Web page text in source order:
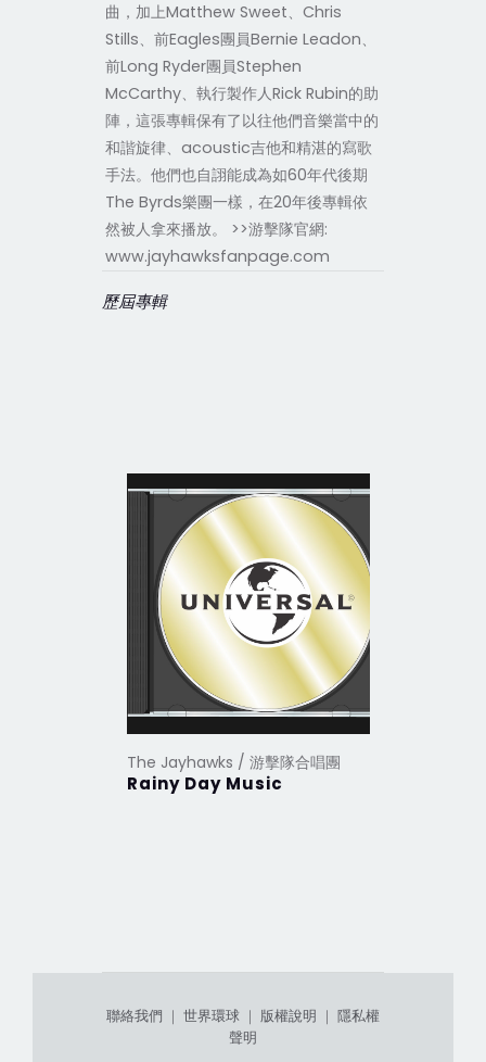
曲，加上Matthew Sweet、Chris
Stills、前Eagles團員Bernie Leadon、
前Long Ryder團員Stephen
McCarthy、執行製作人Rick Rubin的助
陣，這張專輯保有了以往他們音樂當中的
和諧旋律、acoustic吉他和精湛的寫歌
手法。他們也自詡能成為如60年代後期
The Byrds樂團一樣，在20年後專輯依
然被人拿來播放。 >>游擊隊官網:
www.jayhawksfanpage.com
歷屆專輯
The Jayhawks / 游擊隊合唱團
Rainy Day Music
聯絡我們 ｜ 世界環球 ｜ 版權說明 ｜ 隱私權
聲明